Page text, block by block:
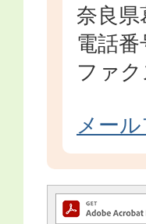
奈良県
電話
ファ
メー